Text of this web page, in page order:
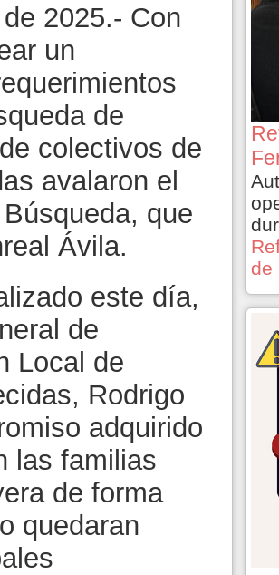
2025.- Con
un
de
colectivos de
avalaron el
que
Ávila.
este día,
de
Local de
Rodrigo
adquirido
las familias
de forma
quedaran
de